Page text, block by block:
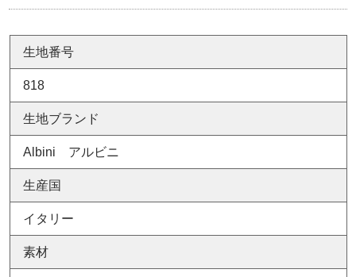
生地番号
818
生地ブランド
Albini アルビニ
生産国
イタリー
素材